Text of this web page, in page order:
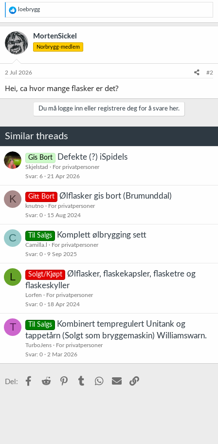
R
e
a
k
s
j
o
e
loebrygg
MortenSickel
Norbrygg-medlem
2 Jul 2026 #2
Hei, ca hvor mange flasker er det?
Du må logge inn eller registrere deg for å svare her.
Similar threads
Gis Bort Defekte (?) iSpidels
Skjelstad
For privatpersoner
Svar 6 21 Apr 2026
K Gitt Bort Ølflasker gis bort (Brumunddal)
knutno
For privatpersoner
Svar 0 15 Aug 2024
C Til Salgs Komplett ølbrygging sett
Camilla.l
For privatpersoner
Svar 0 9 Sep 2025
L Solgt/Kjøpt
Ølflasker, flaskekapsler, flasketre og
flaskeskyller
Lorfen
For privatpersoner
Svar 0 18 Apr 2024
T Til Salgs
Kombinert tempregulert Unitank og
tappetårn (Solgt som bryggemaskin) Williamswarn.
TurboJens
For privatpersoner
Svar 0 2 Mar 2026
Del: Facebook
Reddit PinterestTumblr WhatsApp
E-post